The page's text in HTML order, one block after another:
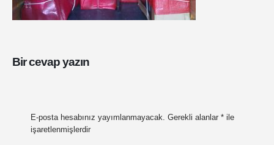
Bir cevap yazın
E-posta hesabınız yayımlanmayacak. Gerekli alanlar * ile
işaretlenmişlerdir